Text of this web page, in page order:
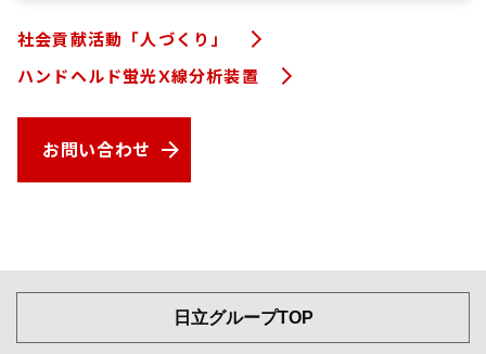
社会貢献活動「人づくり」
ハンドヘルド蛍光X線分析装置
お問い合わせ
日立グループTOP